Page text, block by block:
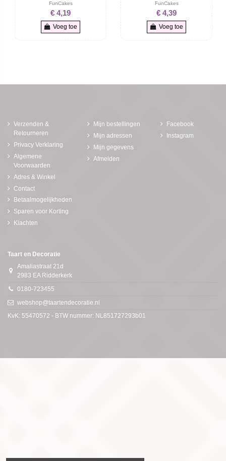
FunCakes
€ 4,19
Voeg toe
FunCakes
€ 4,39
Voeg toe
Verzenden &
Retourneren
Privacy Verklaring
Algemene
Voorwaarden
Adres & Winkel
Contact
Betaalmogelijkheden
Sparen voor Korting
Klachten
Mijn bestellingen
Mijn adressen
Mijn gegevens
Afmelden
Facebook
Instagram
Taart en Decoratie
Amaliastraat 21d
2983 EA Ridderkerk
0180-723455
webshop@taartendecoratie.nl
KvK: 55470572 - BTW nummer: NL851727293b01